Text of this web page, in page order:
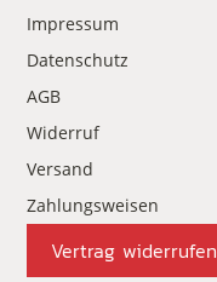
Impressum
Datenschutz
AGB
Widerruf
Versand
Zahlungsweisen
Vertrag widerrufen